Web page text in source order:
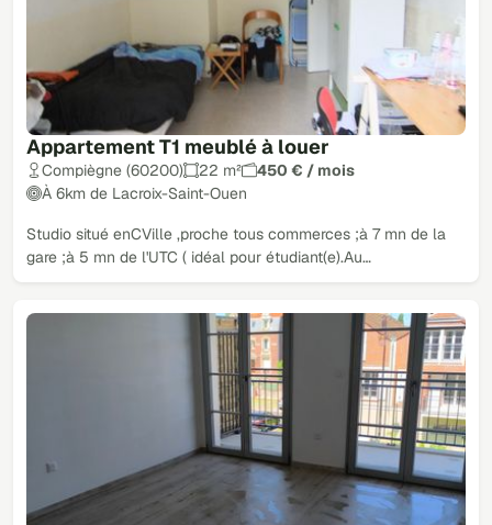
Appartement T1 meublé à louer
Compiègne (60200) 22 m²
450 € / mois
À 6km de Lacroix-Saint-Ouen
Studio situé enCVille ,proche tous commerces ;à 7 mn de la
gare ;à 5 mn de l'UTC ( idéal pour étudiant(e).Au…